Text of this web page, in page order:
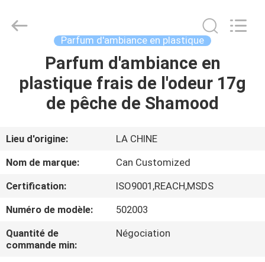
MAISON
PRODUITS
AU
SUJET
DE
VISITE
Products
Parfum d'ambiance en plastique
Parfum d'ambiance en
plastique frais de l'odeur 17g
de pêche de Shamood
Lieu d'origine:
LA CHINE
Nom de marque:
Can Customized
Certification:
ISO9001,REACH,MSDS
Numéro de modèle:
502003
Quantité de
commande min:
Négociation